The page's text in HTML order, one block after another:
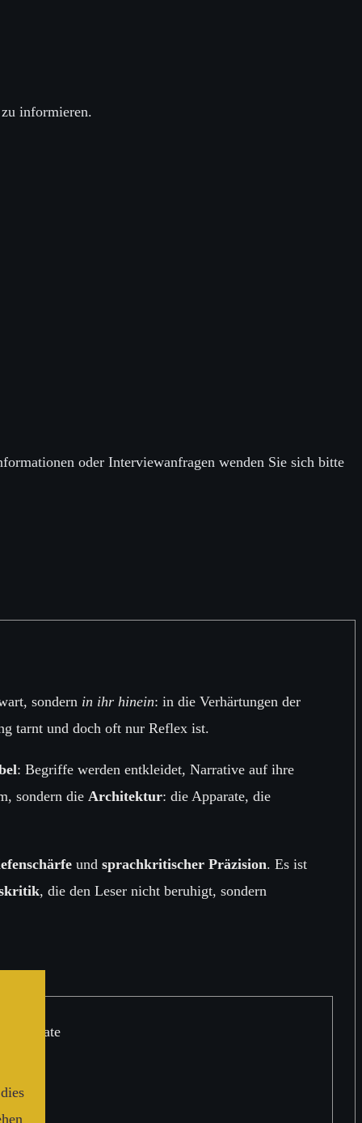
informieren.
oder Interviewanfragen wenden Sie sich bitte
sondern in ihr hinein: in die Verhärtungen der
tarnt und doch oft nur Reflex ist.
: Begriffe werden entkleidet, Narrative auf ihre
sondern die Architektur: die Apparate, die
und sprachkritischer Präzision. Es ist
, die den Leser nicht beruhigt, sondern
Apparate